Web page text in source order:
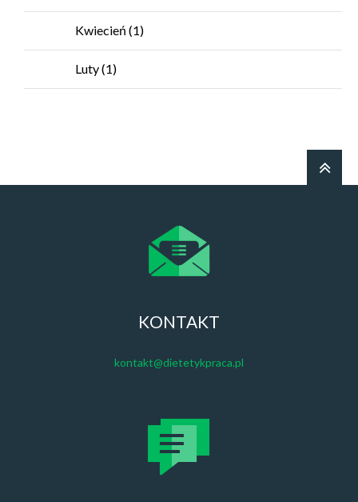
Kwiecień (1)
Luty(1)
KONTAKT
kontakt@dietetykpraca.pl